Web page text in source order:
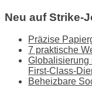
Neu auf Strike-
Präzise
7 praktische
Globalisierung
First-Class-
Beheizbare